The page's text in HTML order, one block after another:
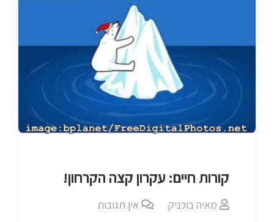
קורות חיים: עקרון קצה הקרחון!
מאיה בוכניק אין תגובות